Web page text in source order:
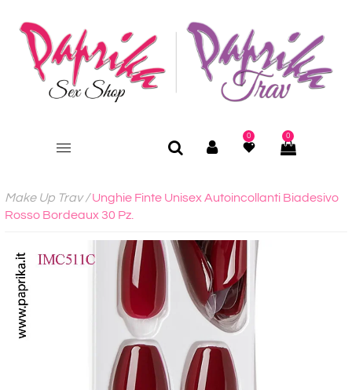
0 0
Make Up Trav/Unghie Finte Unisex Autoincollanti Biadesivo
Rosso Bordeaux 30 Pz.